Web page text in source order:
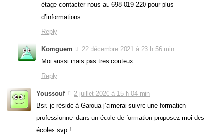
étage contacter nous au 698-019-220 pour plus
d’informations.
Reply
Komguem
22 décembre 2021 à 23 h 56 min
Moi aussi mais pas très coûteux
Reply
Youssouf
2 juillet 2020 à 15 h 04 min
Bsr. je réside à Garoua j’aimerai suivre une formation
professionnel dans un école de formation proposez moi des
écoles svp !